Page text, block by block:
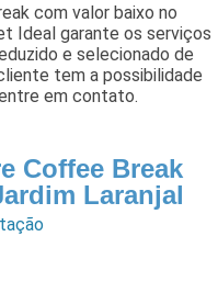
com valor baixo no
Ideal garante os serviços
e selecionado de
tem a possibilidade
em contato.
Coffee Break
Laranjal